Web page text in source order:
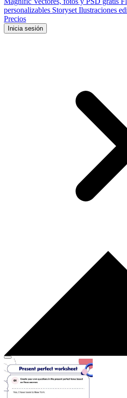
personalizables Storyset Ilustraciones
Precios
Inicia sesión